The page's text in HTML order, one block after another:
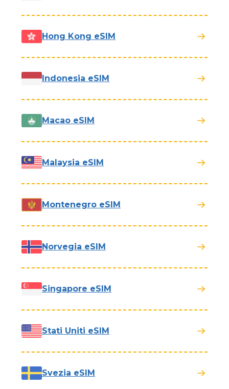
Hong Kong eSIM
Indonesia eSIM
Macao eSIM
Malaysia eSIM
Montenegro eSIM
Norvegia eSIM
Singapore eSIM
Stati Uniti eSIM
Svezia eSIM